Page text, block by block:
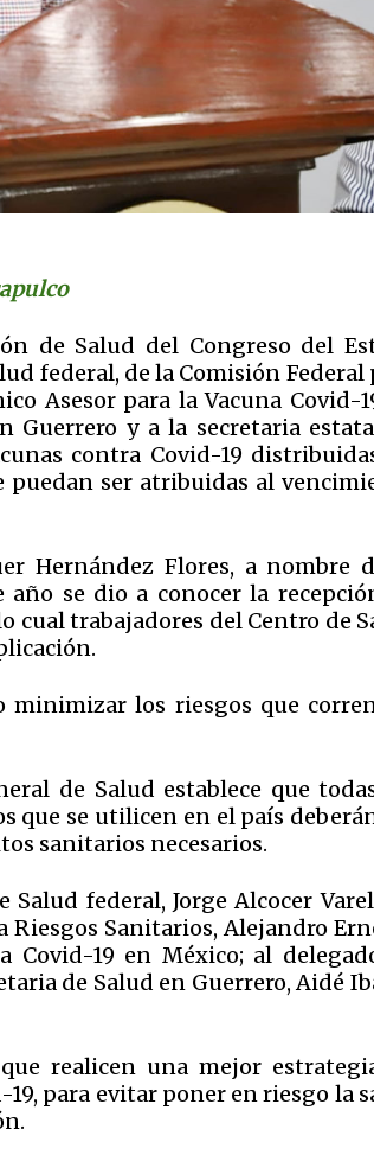
de Salud del Congreso del
federal, de la Comisión Federal
Asesor para la Vacuna Covid-
Guerrero y a la secretaria
contra Covid-19
puedan ser atribuidas al
Hernández Flores, a nombre
se dio a conocer la
cual trabajadores del Centro de
minimizar los riesgos que
de Salud establece que
que se utilicen en el país
sanitarios necesarios.
federal, Jorge Alcocer
Sanitarios, Alejandro
Covid-19 en México; al
de Salud en Guerrero, Aidé
realicen una mejor
para evitar poner en riesgo la